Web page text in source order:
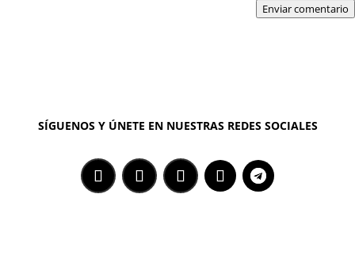
Enviar comentario
SÍGUENOS Y ÚNETE EN NUESTRAS REDES SOCIALES